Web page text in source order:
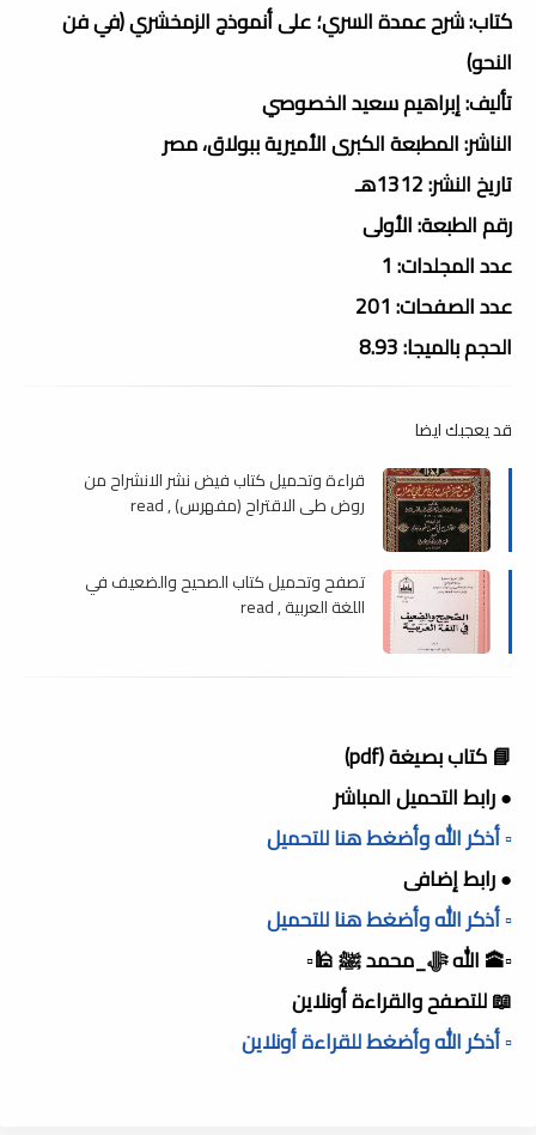
كتاب: شرح عمدة السري؛ على أنموذج الزمخشري (في فن
النحو)
تأليف: إبراهيم سعيد الخصوصي
الناشر: المطبعة الكبرى الأميرية ببولاق، مصر
تاريخ النشر: 1312هـ
رقم الطبعة: الأولى
عدد المجلدات: 1
عدد الصفحات: 201
الحجم بالميجا: 8.93
قد يعجبك ايضا
قراءة وتحميل كتاب فيض نشر الانشراح من
روض طي الاقتراح (مفهرس) , read
تصفح وتحميل كتاب الصحيح والضعيف في
اللغة العربية , read
📘 كتاب بصيغة (pdf)
● رابط التحميل المباشر
▫️ أذكر الله وأضغط هنا للتحميل
● رابط إضافى
▫️ أذكر الله وأضغط هنا للتحميل
▫️🕋 الله ﷻ_محمد ﷺ 🕌▫️
📖 للتصفح والقراءة أونلاين
▫️ أذكر الله وأضغط للقراءة أونلاين